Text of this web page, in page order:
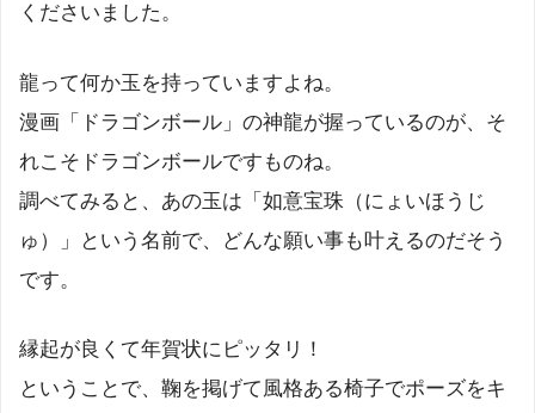
くださいました。
龍って何か玉を持っていますよね。
漫画「ドラゴンボール」の神龍が握っているのが、そ
れこそドラゴンボールですものね。
調べてみると、あの玉は「如意宝珠（にょいほうじ
ゅ）」という名前で、どんな願い事も叶えるのだそう
です。
縁起が良くて年賀状にピッタリ！
ということで、鞠を掲げて風格ある椅子でポーズをキ